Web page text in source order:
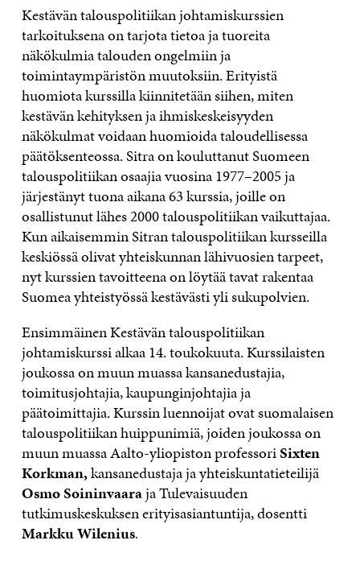
Kestävän talouspolitiikan johtamiskurssien
tarkoituksena on tarjota tietoa ja tuoreita
näkökulmia talouden ongelmiin ja
toimintaympäristön muutoksiin. Erityistä
huomiota kurssilla kiinnitetään siihen, miten
kestävän kehityksen ja ihmiskeskeisyyden
näkökulmat voidaan huomioida taloudellisessa
päätöksenteossa. Sitra on kouluttanut Suomeen
talouspolitiikan osaajia vuosina 1977–2005 ja
järjestänyt tuona aikana 63 kurssia, joille on
osallistunut lähes 2000 talouspolitiikan vaikuttajaa.
Kun aikaisemmin Sitran talouspolitiikan kursseilla
keskiössä olivat yhteiskunnan lähivuosien tarpeet,
nyt kurssien tavoitteena on löytää tavat rakentaa
Suomea yhteistyössä kestävästi yli sukupolvien.
Ensimmäinen Kestävän talouspolitiikan
johtamiskurssi alkaa 14. toukokuuta. Kurssilaisten
joukossa on muun muassa kansanedustajia,
toimitusjohtajia, kaupunginjohtajia ja
päätoimittajia. Kurssin luennoijat ovat suomalaisen
talouspolitiikan huippunimiä, joiden joukossa on
muun muassa Aalto-yliopiston professoriSixten
Korkman,kansanedustaja ja yhteiskuntatieteilijä
Osmo Soininvaaraja Tulevaisuuden
tutkimuskeskuksen erityisasiantuntija, dosentti
Markku Wilenius.